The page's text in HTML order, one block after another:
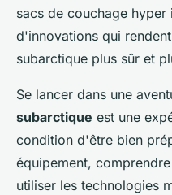
sacs de couchage hyper
d'innovations qui
subarctique plus sûr et
Se lancer dans une
subarctique est une
condition d'être bien
équipement,
utiliser les technologies